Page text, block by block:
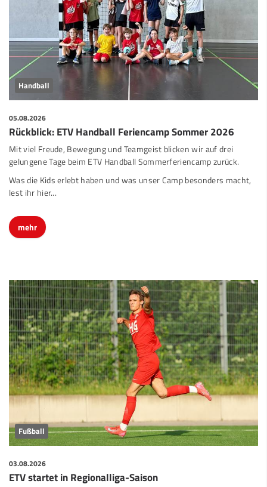
Handball
05.08.2026
Rückblick: ETV Handball Feriencamp Sommer 2026
Mit viel Freude, Bewegung und Teamgeist blicken wir auf drei
gelungene Tage beim ETV Handball Sommerferiencamp zurück.
Was die Kids erlebt haben und was unser Camp besonders macht,
lest ihr hier...
mehr
Fußball
03.08.2026
ETV startet in Regionalliga-Saison